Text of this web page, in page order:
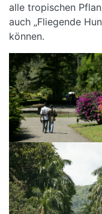
alle tropischen
auch „Fliegende
können.